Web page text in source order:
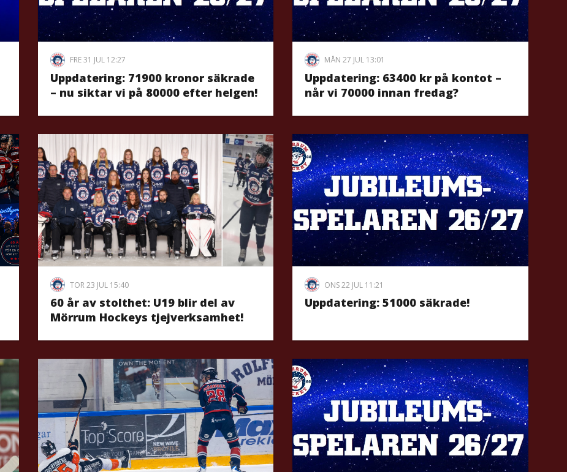
FRE 31 JUL 12:27
Uppdatering: 71900 kronor säkrade
– nu siktar vi på 80000 efter helgen!
MÅN 27 JUL 13:01
Uppdatering: 63400 kr på kontot –
når vi 70000 innan fredag?
TOR 23 JUL 15:40
60 år av stolthet: U19 blir del av
Mörrum Hockeys tjejverksamhet!
ONS 22 JUL 11:21
Uppdatering: 51000 säkrade!